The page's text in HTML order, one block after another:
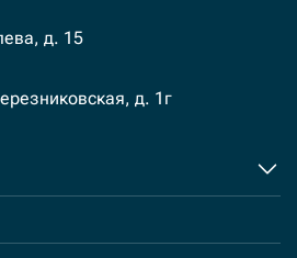
д. 15
д. 1г